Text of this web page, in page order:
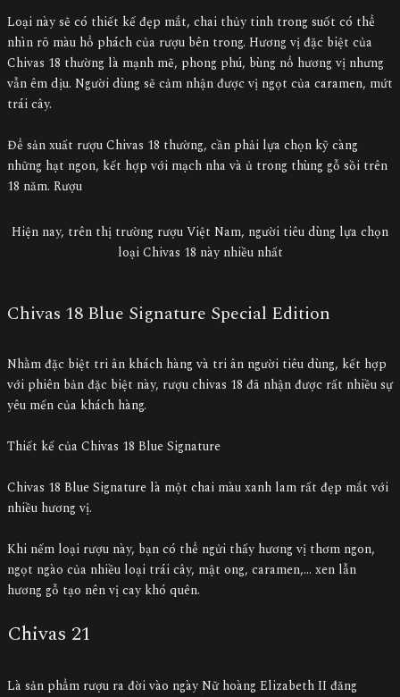
Loại này sẽ có thiết kế đẹp mắt, chai thủy tinh trong suốt có thể
nhìn rõ màu hổ phách của rượu bên trong. Hương vị đặc biệt của
Chivas 18 thường là mạnh mẽ, phong phú, bùng nổ hương vị nhưng
vẫn êm dịu. Người dùng sẽ cảm nhận được vị ngọt của caramen, mứt
trái cây.
Để sản xuất rượu Chivas 18 thường, cần phải lựa chọn kỹ càng
những hạt ngon, kết hợp với mạch nha và ủ trong thùng gỗ sồi trên
18 năm. Rượu
Hiện nay, trên thị trường rượu Việt Nam, người tiêu dùng lựa chọn
loại Chivas 18 này nhiều nhất
Chivas 18 Blue Signature Special Edition
Nhằm đặc biệt tri ân khách hàng và tri ân người tiêu dùng, kết hợp
với phiên bản đặc biệt này, rượu chivas 18 đã nhận được rất nhiều sự
yêu mến của khách hàng.
Thiết kế của Chivas 18 Blue Signature
Chivas 18 Blue Signature là một chai màu xanh lam rất đẹp mắt với
nhiều hương vị.
Khi nếm loại rượu này, bạn có thể ngửi thấy hương vị thơm ngon,
ngọt ngào của nhiều loại trái cây, mật ong, caramen,… xen lẫn
hương gỗ tạo nên vị cay khó quên.
Chivas 21
Là sản phẩm rượu ra đời vào ngày Nữ hoàng Elizabeth II đăng